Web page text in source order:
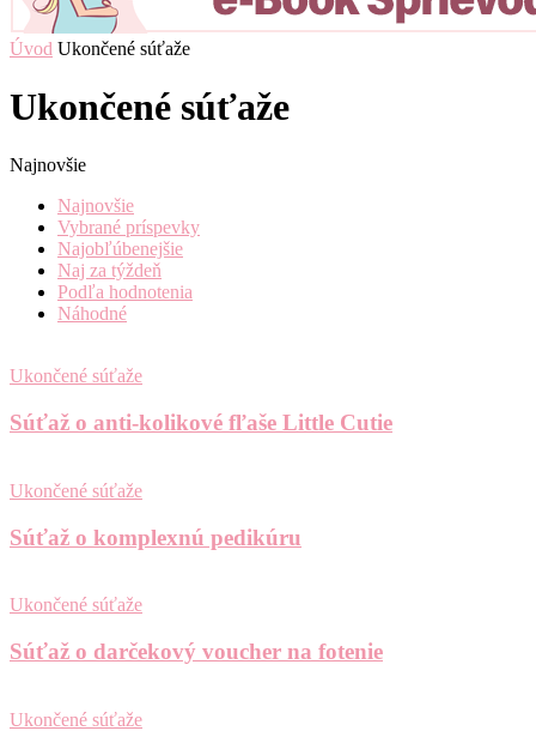
Úvod Ukončené súťaže
Ukončené súťaže
Najnovšie
Najnovšie
Vybrané príspevky
Najobľúbenejšie
Naj za týždeň
Podľa hodnotenia
Náhodné
Ukončené súťaže
Súťaž o anti-kolikové fľaše Little Cutie
Ukončené súťaže
Súťaž o komplexnú pedikúru
Ukončené súťaže
Súťaž o darčekový voucher na fotenie
Ukončené súťaže